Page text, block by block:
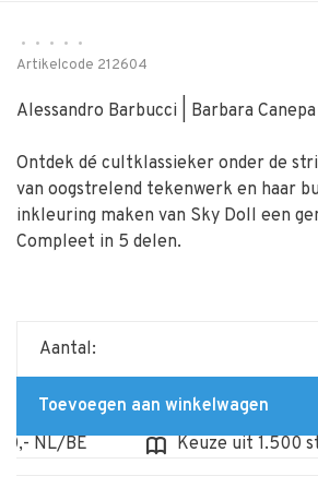
• • • •
•
Artikelcode 212604
Alessandro Barbucci | Barbara Canepa
Ontdek dé cultklassieker onder de
van oogstrelend tekenwerk en haar
inkleuring maken van Sky Doll een
Compleet in 5 delen.
Aantal:
Toevoegen aan winkelwagen
NL/BE
Keuze uit 1.500